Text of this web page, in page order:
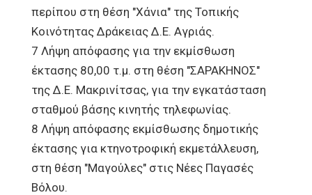
περίπου στη θέση "Χάνια" της Τοπικής
Κοινότητας Δράκειας Δ.Ε. Αγριάς.
7 Λήψη απόφασης για την εκμίσθωση
έκτασης 80,00 τ.μ. στη θέση "ΣΑΡΑΚΗΝΟΣ"
της Δ.Ε. Μακρινίτσας, για την εγκατάσταση
σταθμού βάσης κινητής τηλεφωνίας.
8 Λήψη απόφασης εκμίσθωσης δημοτικής
έκτασης για κτηνοτροφική εκμετάλλευση,
στη θέση "Μαγούλες" στις Νέες Παγασές
Βόλου.